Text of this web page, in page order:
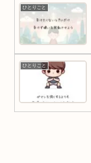
ひとりごと
ひとりごと